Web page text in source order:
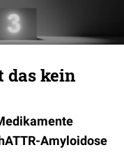
das kein
Amyloidose